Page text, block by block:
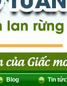
Blog Tin tức